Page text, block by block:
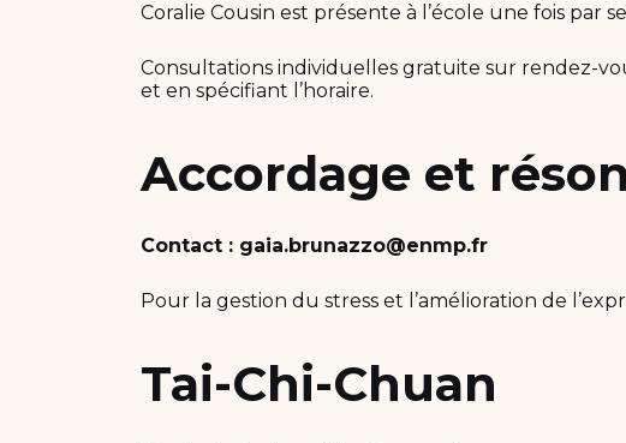
Coralie Cousin est présente à l’école une fois par
Consultations individuelles gratuite sur rendez-
et en spécifiant l’horaire.
Accordage et
Contact : gaia.brunazzo@enmp.fr
Pour la gestion du stress et l’amélioration de
Tai-Chi-Chuan